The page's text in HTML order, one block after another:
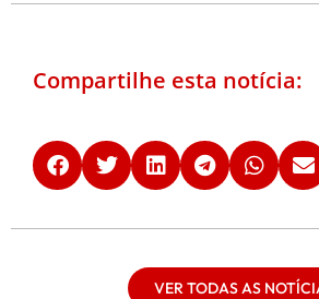
Compartilhe esta notícia:
VER TODAS AS